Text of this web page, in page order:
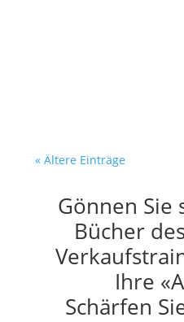
« Ältere Einträge
Gönnen Sie
Bücher
Ihre
Schärfen